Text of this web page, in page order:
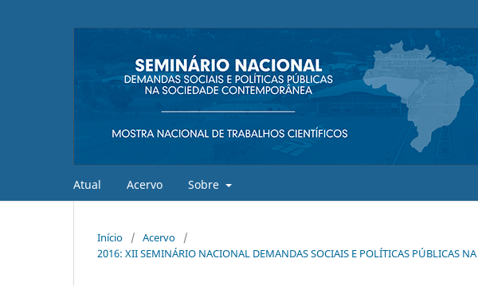
Atual Acervo Sobre
Início / Acervo
/
2016: XII SEMINÁRIO NACIONAL DEMANDAS SOCIAIS E POLÍTICAS PÚBLICAS